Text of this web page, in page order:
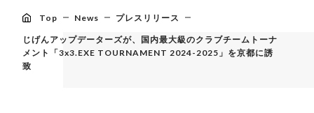
Top News プレスリリース
じげんアップデーターズが、国内最大級のクラブチームトーナ
メント「3x3.EXE TOURNAMENT 2024-2025」を京都に誘
致